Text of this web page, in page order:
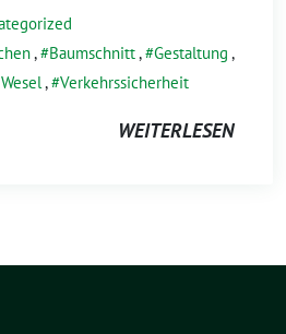
, Baumschnitt, Gestaltung ,
, Verkehrssicherheit
WEITERLESEN